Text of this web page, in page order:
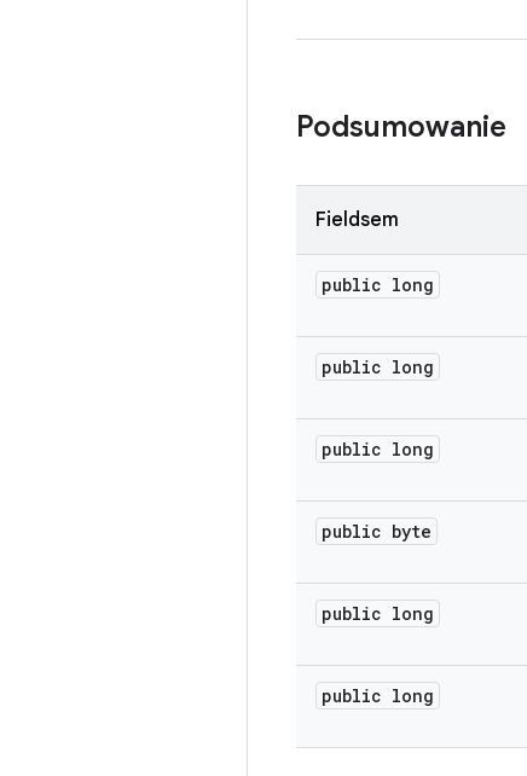
Podsumowanie
Fieldsem
public long
public long
public long
public byte
public long
public long